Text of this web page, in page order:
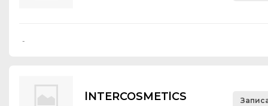
-
lNTERCOSMETlCS